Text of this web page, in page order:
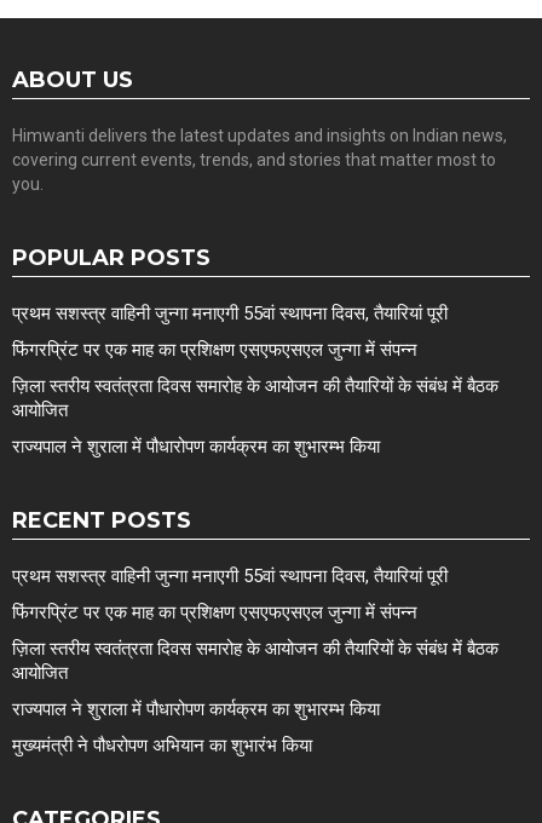
ABOUT US
Himwanti delivers the latest updates and insights on Indian news,
covering current events, trends, and stories that matter most to
you.
POPULAR POSTS
प्रथम सशस्त्र वाहिनी जुन्गा मनाएगी 55वां स्थापना दिवस, तैयारियां पूरी
फिंगरप्रिंट पर एक माह का प्रशिक्षण एसएफएसएल जुन्गा में संपन्न
ज़िला स्तरीय स्वतंत्रता दिवस समारोह के आयोजन की तैयारियों के संबंध में बैठक
आयोजित
राज्यपाल ने शुराला में पौधारोपण कार्यक्रम का शुभारम्भ किया
RECENT POSTS
प्रथम सशस्त्र वाहिनी जुन्गा मनाएगी 55वां स्थापना दिवस, तैयारियां पूरी
फिंगरप्रिंट पर एक माह का प्रशिक्षण एसएफएसएल जुन्गा में संपन्न
ज़िला स्तरीय स्वतंत्रता दिवस समारोह के आयोजन की तैयारियों के संबंध में बैठक
आयोजित
राज्यपाल ने शुराला में पौधारोपण कार्यक्रम का शुभारम्भ किया
मुख्यमंत्री ने पौधरोपण अभियान का शुभारंभ किया